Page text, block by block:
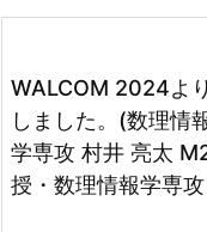
WALCOM 2024よ
しました。(数理情
学専攻 村井 亮太
授・数理情報学専